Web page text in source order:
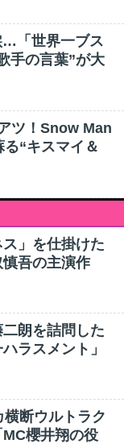
…「世界一ブス
手の言葉”が大
ツ！Snow Man
“キスマイ＆
」を仕掛けた
吾の主演作
朗を詰問した
ラスメント」
断ウルトラク
櫻井翔の役